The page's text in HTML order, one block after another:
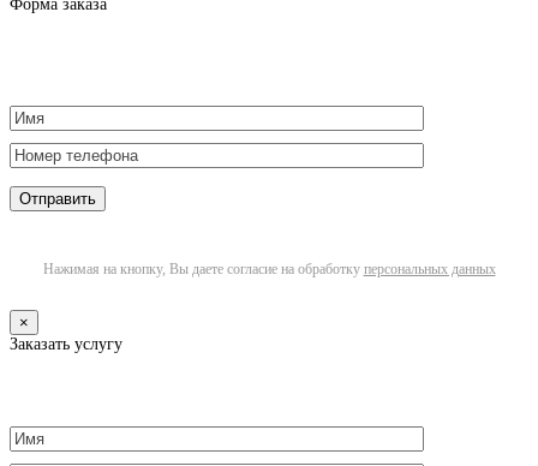
Форма заказа
Нажимая на кнопку, Вы даете согласие на обработку персональных данных
×
Заказать услугу